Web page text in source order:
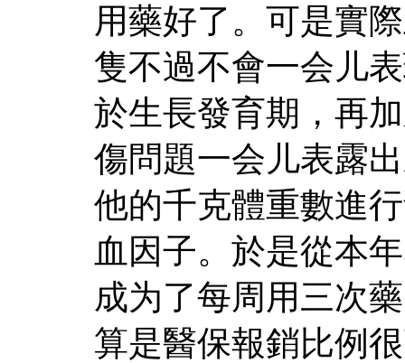
用藥好了。可是實
隻不過不會一会儿
於生長發育期，再
傷問題一会儿表露
他的千克體重數進
血因子。於是從本
成为了每周用三次
算是醫保報銷比例